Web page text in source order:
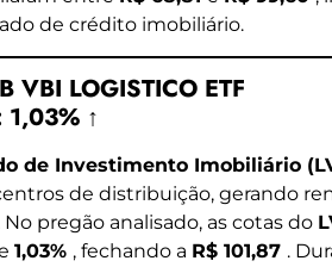
de crédito imobiliário.
VBI LOGISTICO ETF
1,03% ↑
de Investimento Imobiliário
de distribuição, gerando
pregão analisado, as cotas do
1,03% , fechando a R$ 101,87 .